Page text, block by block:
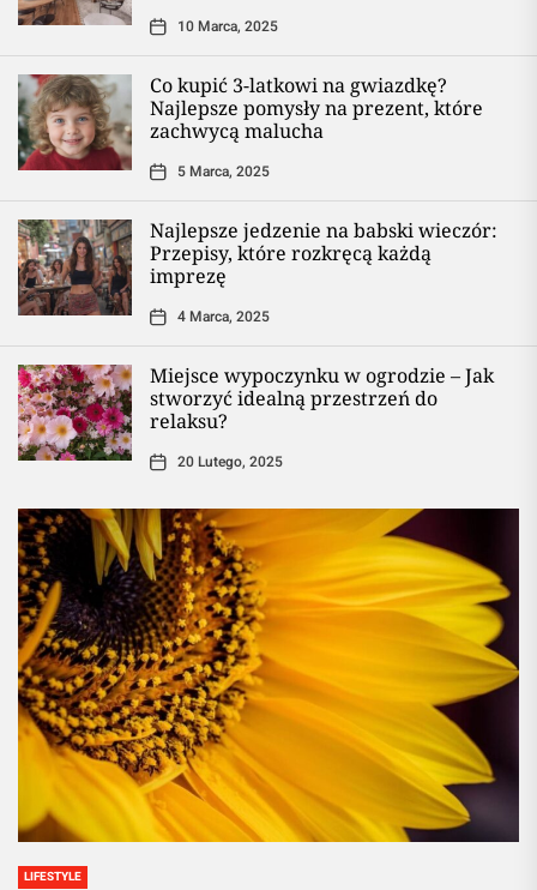
10 Marca, 2025
Co kupić 3-latkowi na gwiazdkę?
Najlepsze pomysły na prezent, które
zachwycą malucha
5 Marca, 2025
Najlepsze jedzenie na babski wieczór:
Przepisy, które rozkręcą każdą
imprezę
4 Marca, 2025
Miejsce wypoczynku w ogrodzie – Jak
stworzyć idealną przestrzeń do
relaksu?
20 Lutego, 2025
LIFESTYLE